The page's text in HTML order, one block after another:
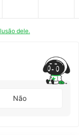
dele.
Não